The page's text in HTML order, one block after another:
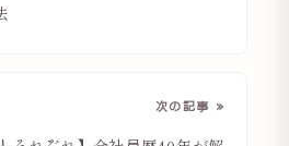
次の記事 »